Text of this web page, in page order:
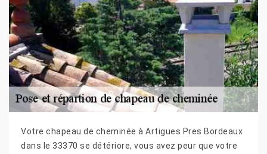
Votre chapeau de cheminée à Artigues Pres Bordeaux
dans le 33370 se détériore, vous avez peur que votre